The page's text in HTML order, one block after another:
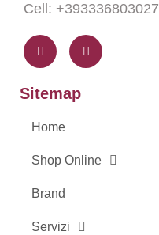
Cell: +393336803027
a
c
e
b
o
-
f
n
s
t
a
Sitemap
Home
Shop Online
Brand
Servizi